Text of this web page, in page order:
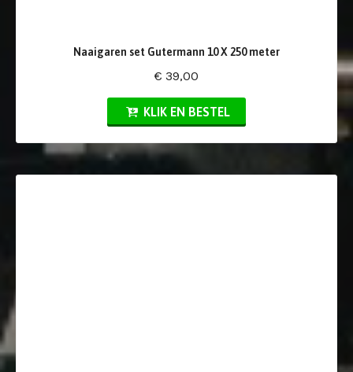
Naaigaren set Gutermann 10 X 250 meter
€ 39,00
KLIK EN BESTEL